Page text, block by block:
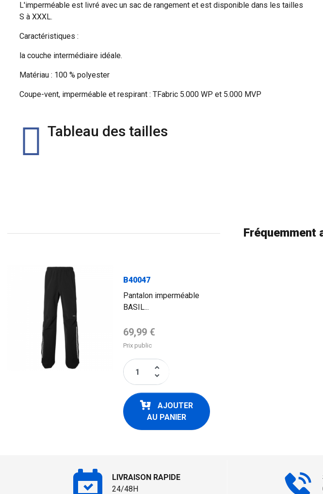
L'imperméable est livré avec un sac de rangement et est disponible dans les tailles
S à XXXL.
Caractéristiques :
la couche intermédiaire idéale.
Matériau : 100 % polyester
Coupe-vent, imperméable et respirant : TFabric 5.000 WP et 5.000 MVP
Tableau des tailles
Fréquemment
B40047
Pantalon imperméable
BASIL...
Prix de base
69,99 €
Prix public
keyboard_arrow_up
keyboard_arrow_down
AJOUTER
AU PANIER
LIVRAISON RAPIDE
24/48H